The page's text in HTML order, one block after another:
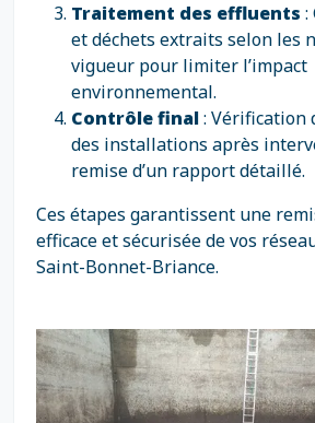
Traitement des effluents :
et déchets extraits selon les
vigueur pour limiter l’impact
environnemental.
Contrôle final: Vérification
des installations après
remise d’un rapport détaillé.
Ces étapes garantissent une
efficace et sécurisée de vos
Saint-Bonnet-Briance.